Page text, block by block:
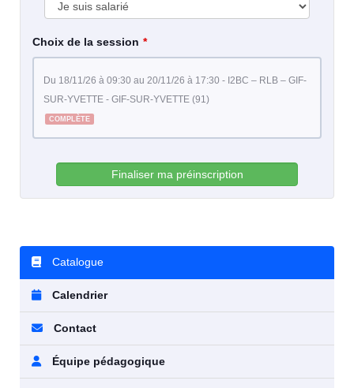
Choix de la session
du 18/11/26 à 09:30 au 20/11/26 à 17:30 - I2BC – RLB – GIF-
SUR-YVETTE - GIF-SUR-YVETTE (91)
COMPLÈTE
Finaliser ma préinscription
Catalogue
Calendrier
Contact
Équipe pédagogique